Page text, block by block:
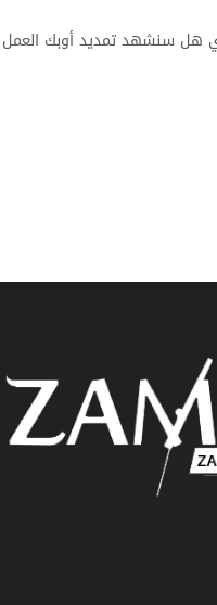
هل سنشهد تمديد أوبك العمل